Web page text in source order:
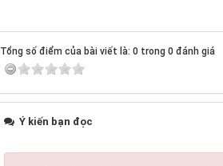
Tổng số điểm của bài viết là: 0 trong 0 đánh giá
Ý kiến bạn đọc